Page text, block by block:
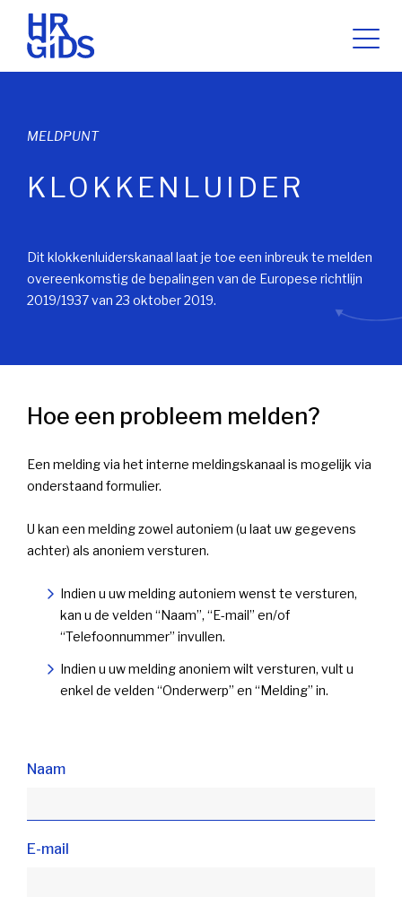
MELDPUNT
KLOKKENLUIDER
Dit klokkenluiderskanaal laat je toe een inbreuk te melden
overeenkomstig de bepalingen van de Europese richtlijn
2019/1937 van 23 oktober 2019.
Hoe een probleem melden?
Een melding via het interne meldingskanaal is mogelijk via
onderstaand formulier.
U kan een melding zowel autoniem (u laat uw gegevens
achter) als anoniem versturen.
Indien u uw melding autoniem wenst te versturen,
kan u de velden “Naam”, “E-mail” en/of
“Telefoonnummer” invullen.
Indien u uw melding anoniem wilt versturen, vult u
enkel de velden “Onderwerp” en “Melding” in.
Naam
E-mail